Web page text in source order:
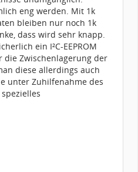
eng werden. Mit 1k
bleiben nur noch 1k
dass wird sehr knapp.
ein I²C-EEPROM
die Zwischenlagerung der
diese allerdings auch
unter Zuhilfenahme des